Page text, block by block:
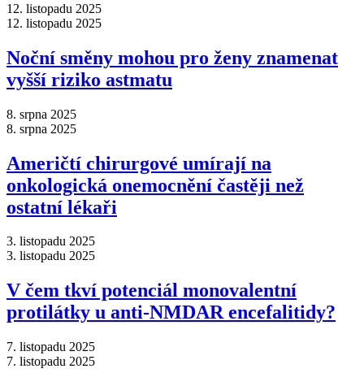
12. listopadu 2025
12. listopadu 2025
Noční směny mohou pro ženy znamenat
vyšší riziko astmatu
8. srpna 2025
8. srpna 2025
Američtí chirurgové umírají na
onkologická onemocnění častěji než
ostatní lékaři
3. listopadu 2025
3. listopadu 2025
V čem tkví potenciál monovalentní
protilátky u anti-NMDAR encefalitidy?
7. listopadu 2025
7. listopadu 2025